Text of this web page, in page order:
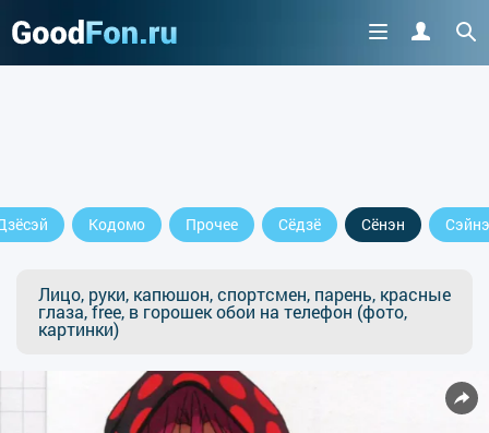
Кодомо Прочее Сёдзё Сёнэн
Лицо, руки, капюшон, спортсмен, парень, красные
глаза, free, в горошек обои на телефон (фото,
картинки)